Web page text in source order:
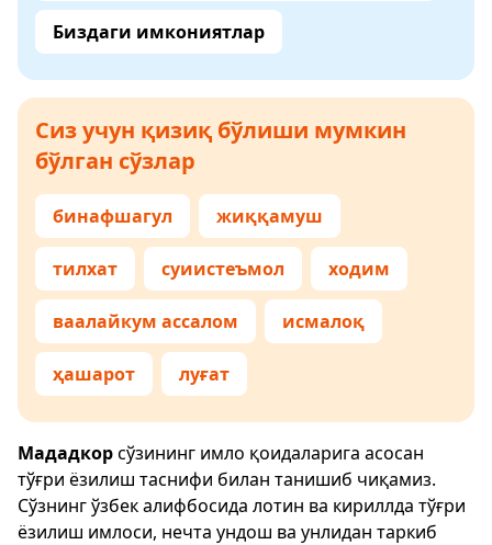
Биздаги имкониятлар
Сиз учун қизиқ бўлиши мумкин
бўлган сўзлар
бинафшагул жиққамуш
тилхат суиистеъмол ходим
ваалайкум ассалом исмалоқ
ҳашарот луғат
Мададкорсўзининг имло қоидаларига асосан
тўғри ёзилиш таснифи билан танишиб чиқамиз.
Сўзнинг ўзбек алифбосида лотин ва кириллда тўғри
ёзилиш имлоси, нечта ундош ва унлидан таркиб